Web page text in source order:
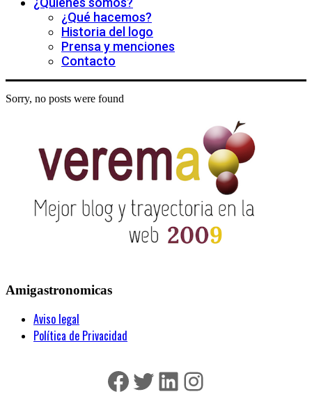
¿Qué hacemos?
Historia del logo
Prensa y menciones
Contacto
Sorry, no posts were found
Amigastronomicas
Aviso legal
Política de Privacidad
Facebook
Twitter
LinkedIn
Instagram